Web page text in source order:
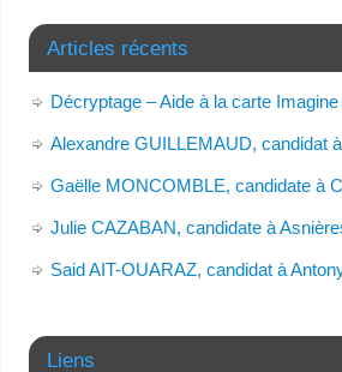
Articles récents
Décryptage – Aide à la carte Imagine
Alexandre GUILLEMAUD, candidat
Gaëlle MONCOMBLE, candidate à
Julie CAZABAN, candidate à
Said AIT-OUARAZ, candidat à
Liens